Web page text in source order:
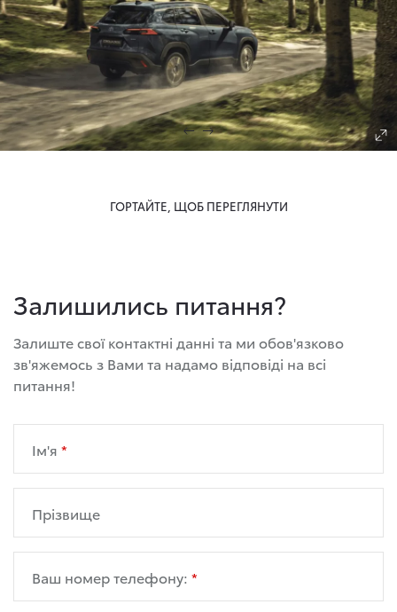
ГОРТАЙТЕ, ЩОБ ПЕРЕГЛЯНУТИ
Залишились питання?
Залиште свої контактні данні та ми обов'язково
зв'яжемось з Вами та надамо відповіді на всі
питання!
Ім'я
Прізвище
Ваш номер телефону: